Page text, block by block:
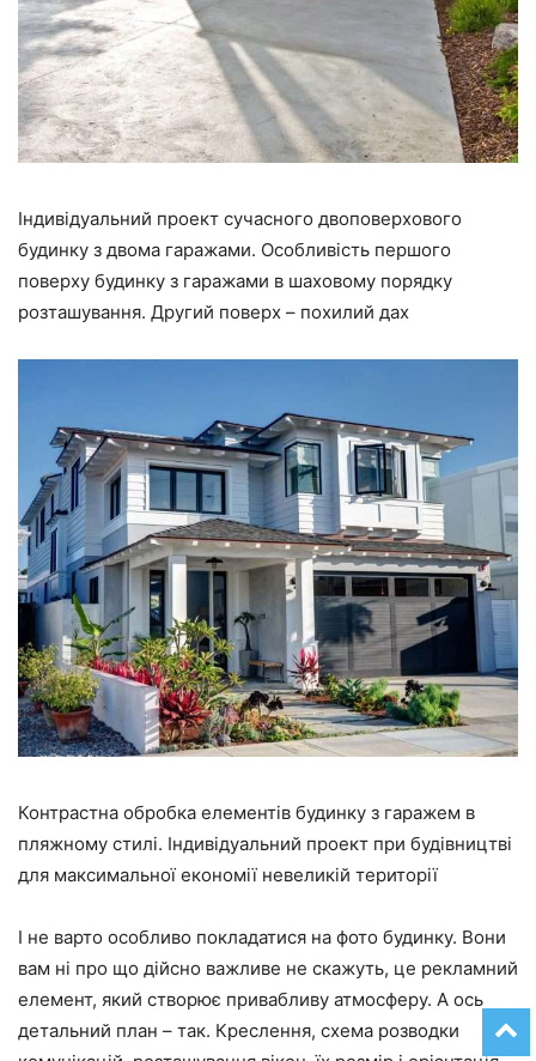
Індивідуальний проект сучасного двоповерхового
будинку з двома гаражами. Особливість першого
поверху будинку з гаражами в шаховому порядку
розташування. Другий поверх – похилий дах
Контрастна обробка елементів будинку з гаражем в
пляжному стилі. Індивідуальний проект при будівництві
для максимальної економії невеликій території
І не варто особливо покладатися на фото будинку. Вони
вам ні про що дійсно важливе не скажуть, це рекламний
елемент, який створює привабливу атмосферу. А ось
детальний план – так. Креслення, схема розводки